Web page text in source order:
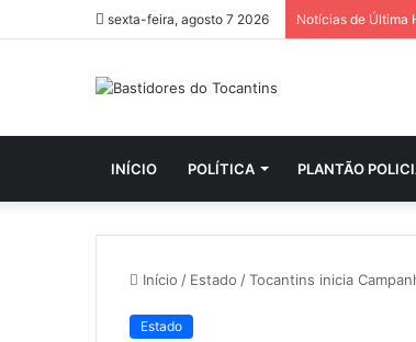
sexta-feira, agosto 7 2026 Notícias de Última
INÍCIO POLÍTICA PLANTÃO
Início / Estado /Tocantins inicia
Estado